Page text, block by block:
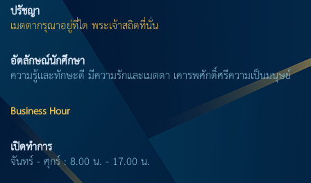
ปรัชญา
เมตตากรุณาอยู่ที่ใด พระเจ้าสถิตที่นั่น
อัตลักษณ์นักศึกษา
ความรู้และทักษะดี มีความรักและเมตตา เคารพศักดิ์ศรีความเป็นมนุษย์
Business Hour
เปิดทำการ
จันทร์ - ศุกร์ : 8.00 น. - 17.00 น.